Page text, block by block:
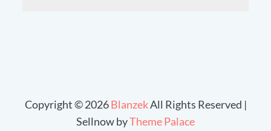
Copyright © 2026BlanzekAll Rights Reserved |
Sellnow byTheme Palace